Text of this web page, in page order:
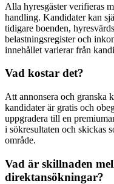
Alla hyresgäster verifieras
handling. Kandidater kan
tidigare boenden,
belastningsregister och
innehållet varierar från
Vad kostar det?
Att annonsera och granska
kandidater är gratis och
uppgradera till en
i sökresultaten och skickas
område.
Vad är skillnaden
direktansökningar?